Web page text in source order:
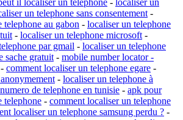
un telephone sans consentement -
au gabon - localiser un telephone
- localiser un telephone microsoft -
par gmail - localiser un telephone
sache gratuit - mobile number locator -
- comment localiser un telephone egare -
- localiser un telephone à
de telephone en tunisie - apk pour
telephone - comment localiser un telephone
localiser un telephone samsung perdu ? -